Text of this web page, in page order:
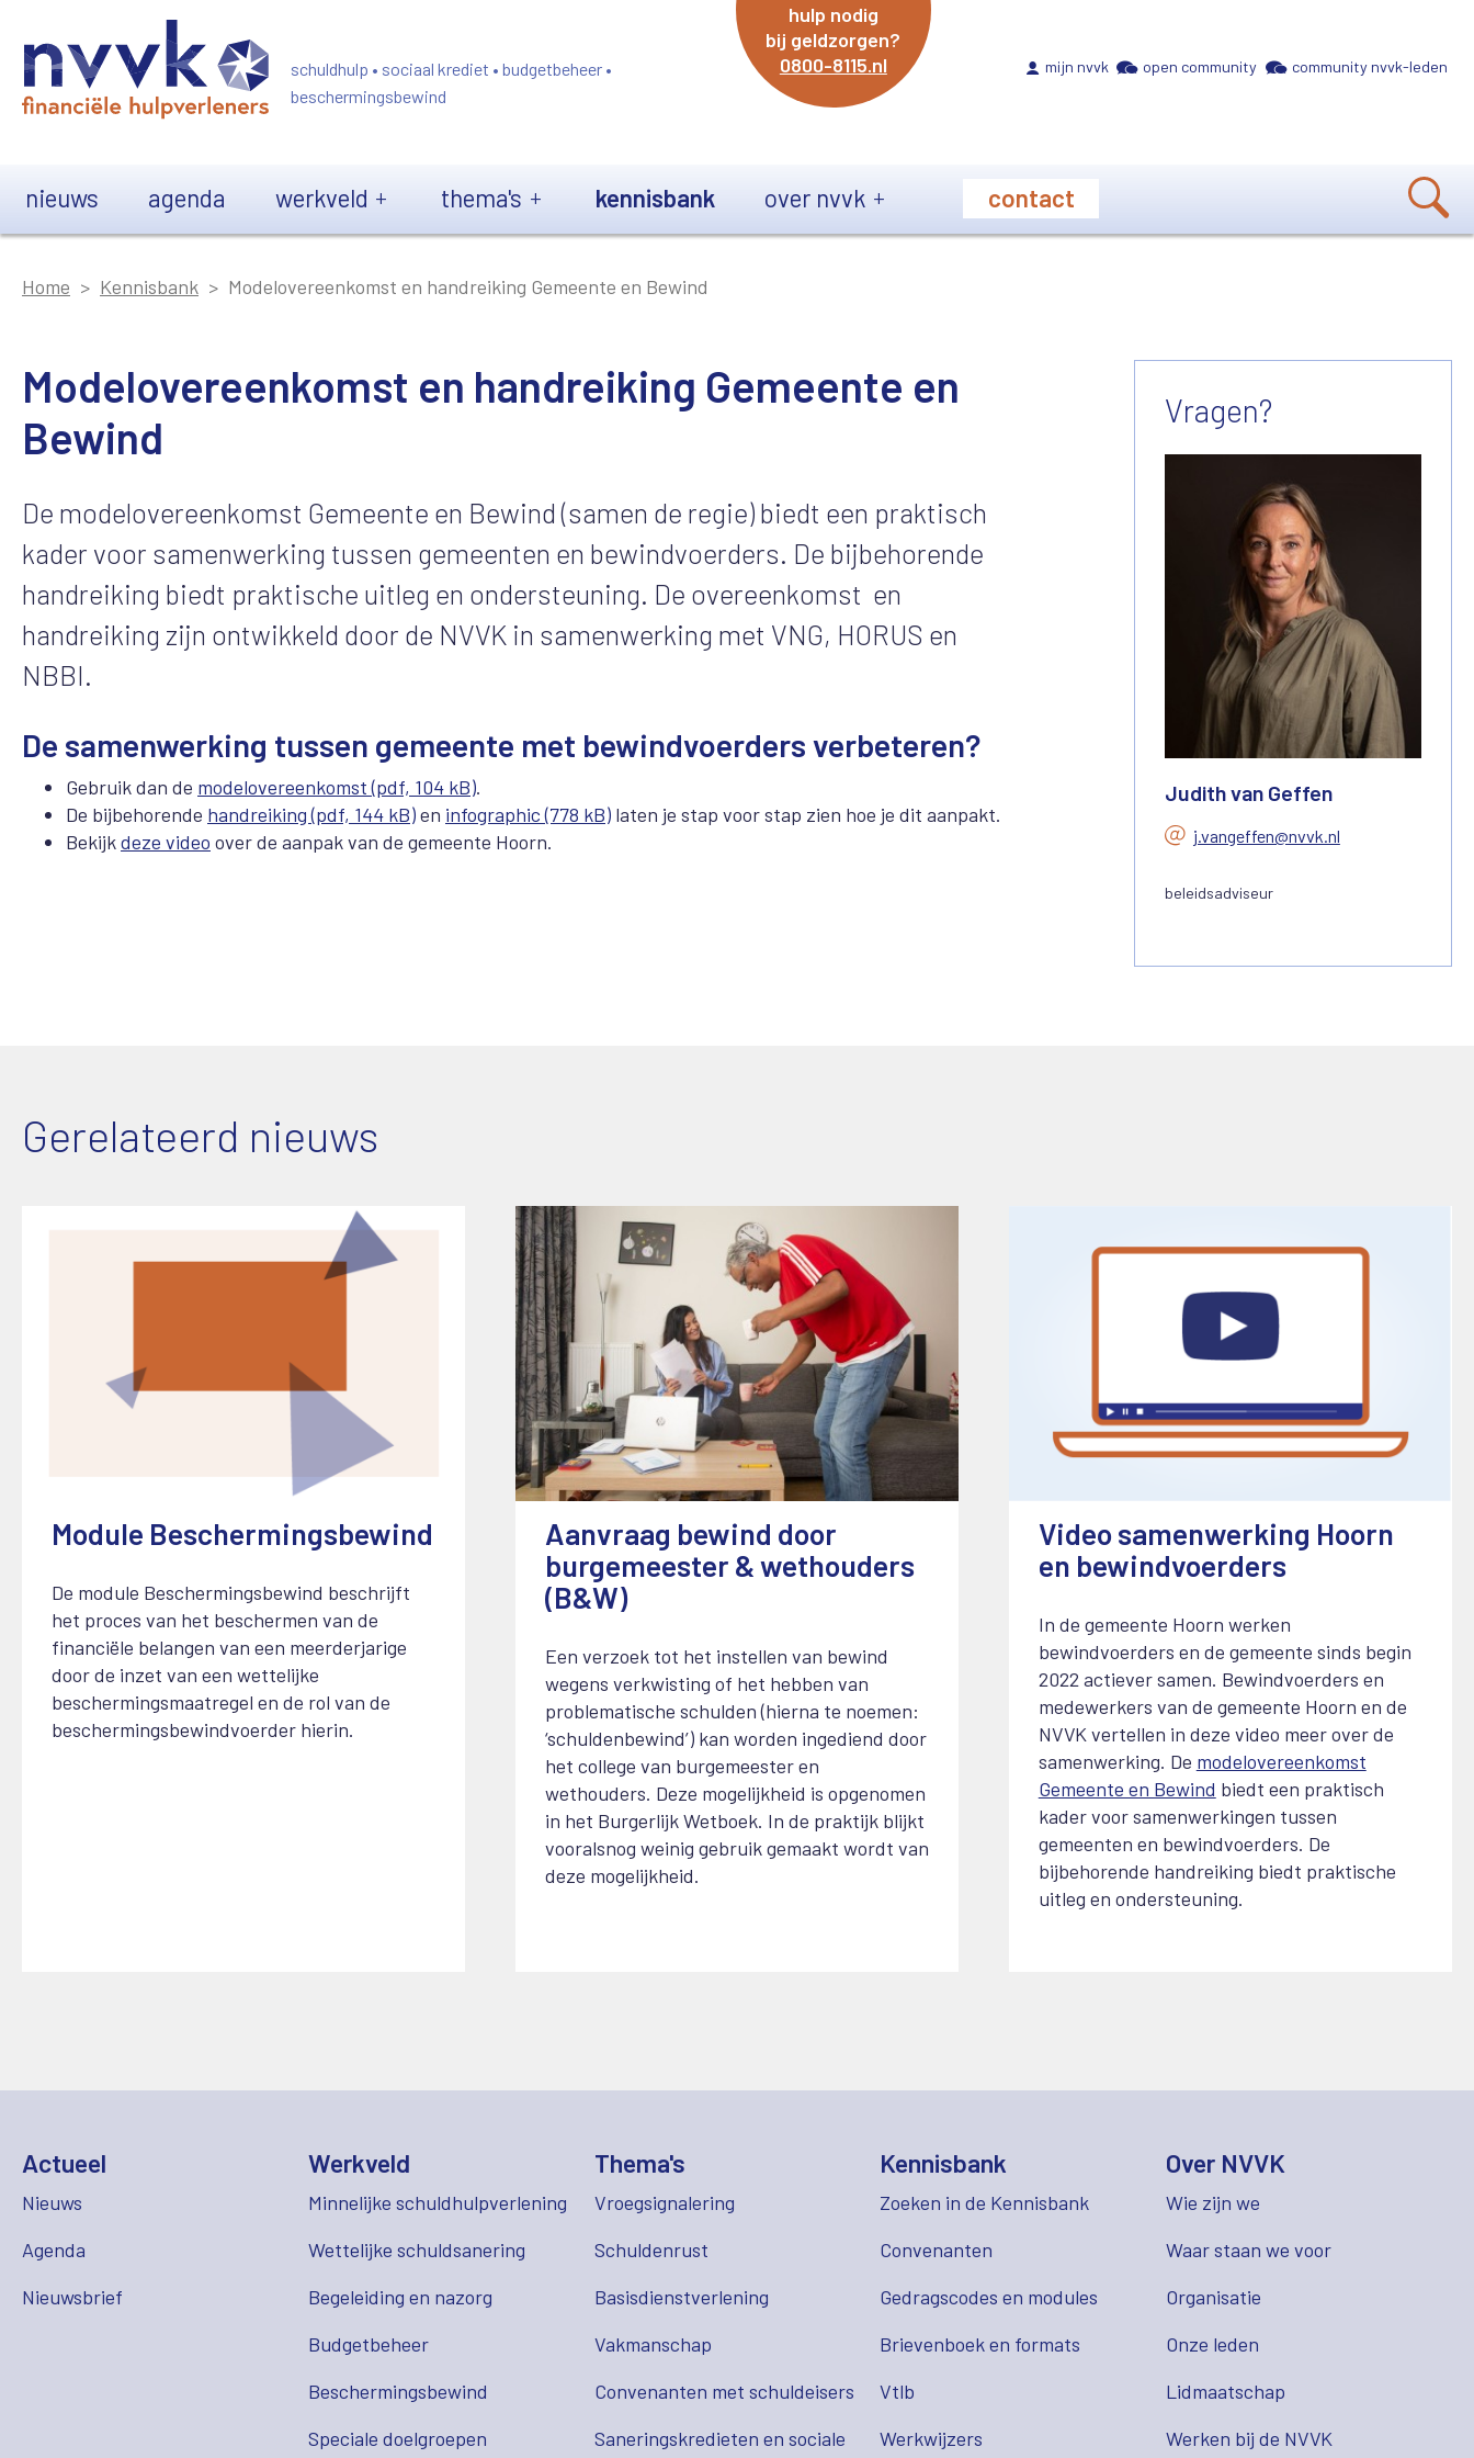
schuldhulp • sociaal krediet • budgetbeheer •
beschermingsbewind
hulp nodig
bij geldzorgen?
0800-8115.nl
mijn nvvk open community community nvvk-leden
nieuws agenda werkveld thema's kennisbank over nvvk contact
Home Kennisbank Modelovereenkomst en handreiking Gemeente en Bewind
Modelovereenkomst en handreiking Gemeente en
Bewind
De modelovereenkomst Gemeente en Bewind (samen de regie) biedt een praktisch
kader voor samenwerking tussen gemeenten en bewindvoerders. De bijbehorende
handreiking biedt praktische uitleg en ondersteuning. De overeenkomst en
handreiking zijn ontwikkeld door de NVVK in samenwerking met VNG, HORUS en
NBBI.
De samenwerking tussen gemeente met bewindvoerders verbeteren?
Gebruik dan de modelovereenkomst (pdf, 104 kB).
De bijbehorende handreiking (pdf, 144 kB)en infographic (778 kB) laten je stap voor stap zien hoe je dit aanpakt.
Bekijkdeze video over de aanpak van de gemeente Hoorn.
Vragen?
Judith van Geffen
j.vangeffen@nvvk.nl
beleidsadviseur
Gerelateerd nieuws
Module Beschermingsbewind
1 juni 2025
De module Beschermingsbewind beschrijft
het proces van het beschermen van de
financiële belangen van een meerderjarige
door de inzet van een wettelijke
beschermingsmaatregel en de rol van de
beschermingsbewindvoerder hierin.
Aanvraag bewind door
burgemeester & wethouders
(B&W)
13 november 2024
Een verzoek tot het instellen van bewind
wegens verkwisting of het hebben van
problematische schulden (hierna te noemen:
‘schuldenbewind’) kan worden ingediend door
het college van burgemeester en
wethouders. Deze mogelijkheid is opgenomen
in het Burgerlijk Wetboek. In de praktijk blijkt
vooralsnog weinig gebruik gemaakt wordt van
deze mogelijkheid.
Video samenwerking Hoorn
en bewindvoerders
1 maart 2023
In de gemeente Hoorn werken
bewindvoerders en de gemeente sinds begin
2022 actiever samen. Bewindvoerders en
medewerkers van de gemeente Hoorn en de
NVVK vertellen in deze video meer over de
samenwerking. De modelovereenkomst
Gemeente en Bewind biedt een praktisch
kader voor samenwerkingen tussen
gemeenten en bewindvoerders. De
bijbehorende handreiking biedt praktische
uitleg en ondersteuning.
Actueel
Nieuws
Agenda
Nieuwsbrief
Werkveld
Minnelijke schuldhulpverlening
Wettelijke schuldsanering
Begeleiding en nazorg
Budgetbeheer
Beschermingsbewind
Speciale doelgroepen
Thema's
Vroegsignalering
Schuldenrust
Basisdienstverlening
Vakmanschap
Convenanten met schuldeisers
Saneringskredieten en sociale
Kennisbank
Zoeken in de Kennisbank
Convenanten
Gedragscodes en modules
Brievenboek en formats
Vtlb
Werkwijzers
Over NVVK
Wie zijn we
Waar staan we voor
Organisatie
Onze leden
Lidmaatschap
Werken bij de NVVK